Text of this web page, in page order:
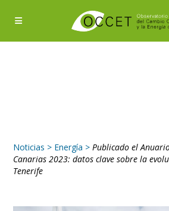
Noticias > Energía > Publicado el
Canarias 2023: datos clave sobre la
Tenerife